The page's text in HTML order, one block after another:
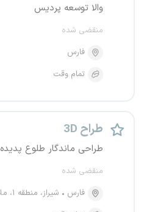
والا توسعه پردیس
منقضی شده
فارس
تمام وقت
طراح 3D
طراحی ماندگار طلوع پدیده
منقضی شده
فارس
شیراز، منطقه ۱، ملاصدرا